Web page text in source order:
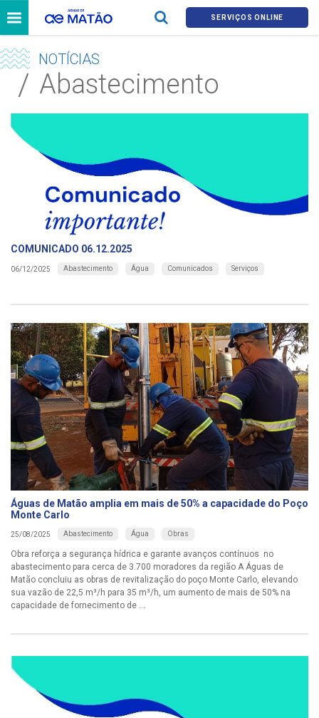
SERVIÇOS ONLINE
NOTÍCIAS
Abastecimento
COMUNICADO 06.12.2025
06/12/2025 Abastecimento Água Comunicados Serviços
Águas de Matão amplia em mais de 50% a capacidade do Poço
Monte Carlo
25/08/2025 Abastecimento Água Obras
Obra reforça a segurança hídrica e garante avanços contínuos no
abastecimento para cerca de 3.700 moradores da região A Águas de
Matão concluiu as obras de revitalização do poço Monte Carlo, elevando
sua vazão de 22,5 m³/h para 35 m³/h, um aumento de mais de 50% na
capacidade de fornecimento de ...